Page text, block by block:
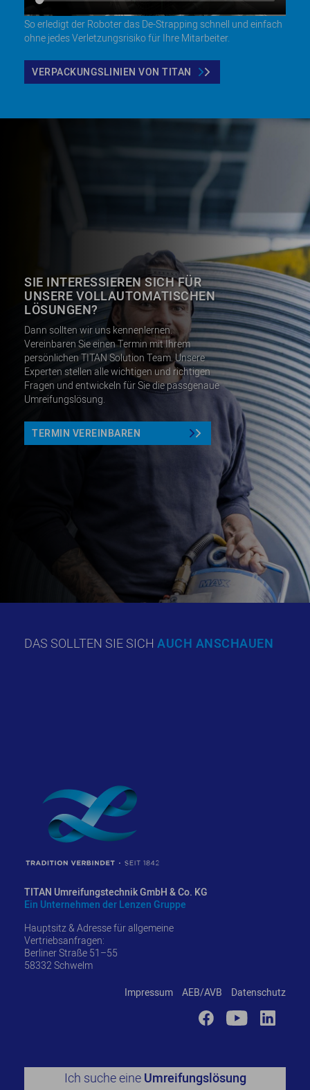
So erledigt der Roboter das De-Strapping schnell und einfach
ohne jedes Verletzungsrisiko für Ihre Mitarbeiter.
VERPACKUNGSLINIEN VON TITAN
SIE INTERESSIEREN SICH FÜR
UNSERE VOLLAUTOMATISCHEN
LÖSUNGEN?
Dann sollten wir uns kennenlernen.
Vereinbaren Sie einen Termin mit Ihrem
persönlichen TITAN Solution Team. Unsere
Experten stellen alle wichtigen und richtigen
Fragen und entwickeln für Sie die passgenaue
Umreifungslösung.
TERMIN VEREINBAREN
DAS SOLLTEN SIE SICH AUCH ANSCHAUEN
TITAN Umreifungstechnik GmbH & Co. KG
Ein Unternehmen der Lenzen Gruppe
Hauptsitz & Adresse für allgemeine
Vertriebsanfragen:
Berliner Straße 51–55
58332 Schwelm
Impressum
AEB/AVB Datenschutz
Ich suche eineUmreifungslösung